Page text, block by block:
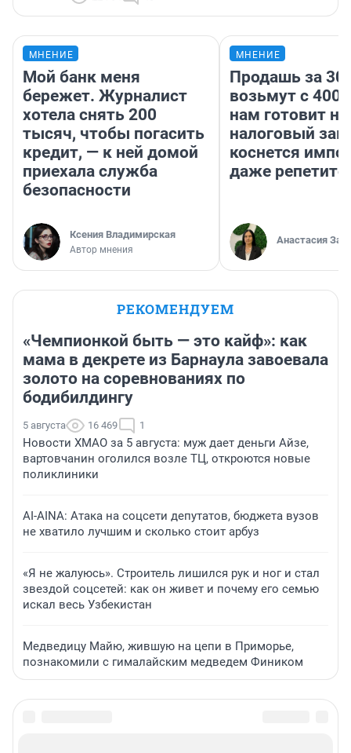
МНЕНИЕ
Мой банк меня
бережет. Журналист
хотела снять 200
тысяч, чтобы погасить
кредит, — к ней домой
приехала служба
безопасности
Ксения Владимирская
Автор мнения
МНЕНИЕ
Продашь за
возьмут с
нам готовит
налоговый
коснется
даже
Анастасия
РЕКОМЕНДУЕМ
«Чемпионкой быть — это кайф»: как
мама в декрете из Барнаула завоевала
золото на соревнованиях по
бодибилдингу
5 августа 16 469 1
Новости ХМАО за 5 августа: муж дает деньги Айзе,
вартовчанин оголился возле ТЦ, откроются новые
поликлиники
AI-AINA: Атака на соцсети депутатов, бюджета вузов
не хватило лучшим и сколько стоит арбуз
«Я не жалуюсь». Строитель лишился рук и ног и стал
звездой соцсетей: как он живет и почему его семью
искал весь Узбекистан
Медведицу Майю, жившую на цепи в Приморье,
познакомили с гималайским медведем Фиником